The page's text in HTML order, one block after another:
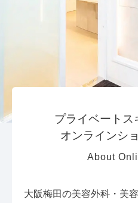
プライベートス
オンラインシ
About
大阪梅田の美容外科・美